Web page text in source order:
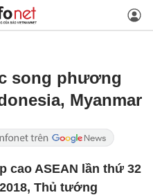
song phương
Myanmar
cao ASEAN lần thứ 32
Thủ tướng